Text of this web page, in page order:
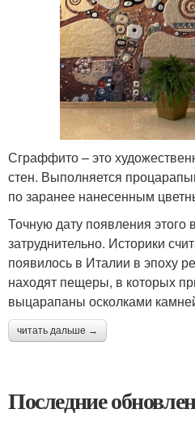
Сграффито – это
стен. Выполняется
по заранее нанесенным
Точную дату появления этого
затруднительно. Историки
появилось в Италии в эпоху
находят пещеры, в которых
выцарапаны осколками
читать дальше →
Последние